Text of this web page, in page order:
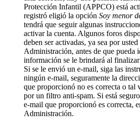
Protección Infantil (APPCO) está
registró eligió la opción Soy menor
tendrá que seguir algunas
activar la cuenta. Algunos foros
deben ser activadas, ya sea por
Administración, antes de que pueda
información se le brindará al
Si se le envió un e-mail, siga las
ningún e-mail, seguramente la
que proporcionó no es correcta o tal
por un filtro anti-spam. Si está
e-mail que proporcionó es correcta,
Administración.